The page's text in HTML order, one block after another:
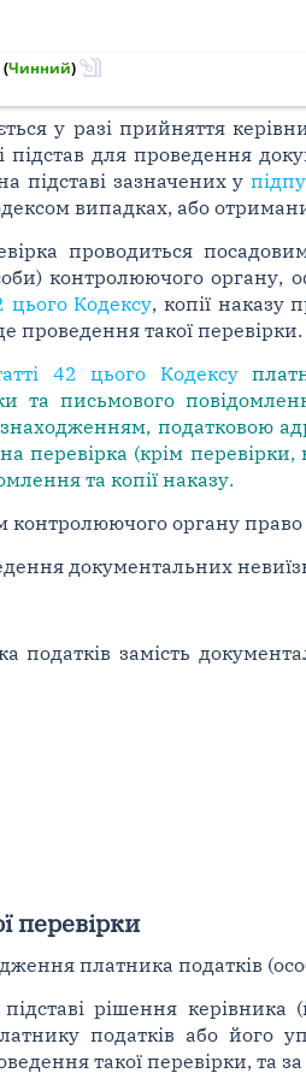
(Чинний)